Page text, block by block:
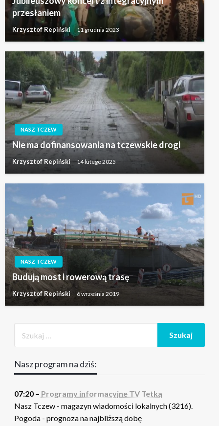
przesłaniem
Krzysztof Repiński 11 grudnia 2023
NASZ TCZEW
Nie ma dofinansowania na tczewskie drogi
Krzysztof Repiński 14 lutego 2025
NASZ TCZEW
Budują most i rowerową trasę
Krzysztof Repiński 6 września 2019
Nasz program na dziś:
07:20 – Programy informacyjne TV Tetka
Nasz Tczew - magazyn wiadomości lokalnych (3216).
Pogoda - prognoza na najbliższą dobę